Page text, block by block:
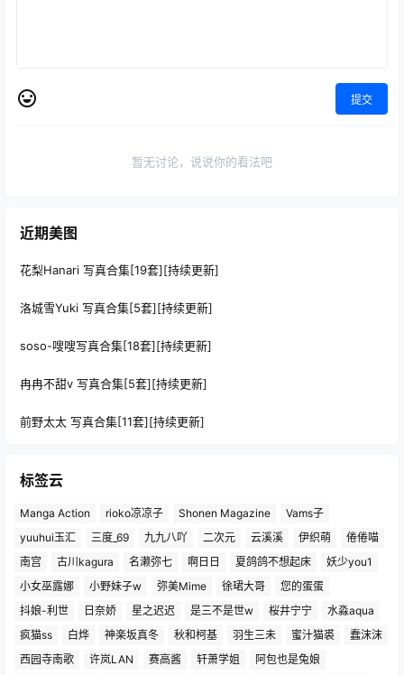
提交
暂无讨论，说说你的看法吧
近期美图
花梨Hanari 写真合集[19套][持续更新]
洛城雪Yuki 写真合集[5套][持续更新]
soso-嗖嗖写真合集[18套][持续更新]
冉冉不甜v 写真合集[5套][持续更新]
前野太太 写真合集[11套][持续更新]
标签云
Manga Action rioko凉凉子 Shonen Magazine
Vams子
yuuhui玉汇
三度_69 九九八吖 二次元 云溪溪 伊织萌
倦倦喵
南宫
古川kagura 名濑弥七 啊日日 夏鸽鸽不想起床
妖少you1
小女巫露娜
小野妹子w 弥美Mime 徐珺大哥
您的蛋蛋
抖娘-利世
日奈娇 星之迟迟 是三不是世w 桜井宁宁
水淼aqua
疯猫ss
白烨 神楽坂真冬 秋和柯基 羽生三未 蜜汁猫裘
蠢沫沫
西园寺南歌
许岚LAN 赛高酱 轩萧学姐 阿包也是兔娘